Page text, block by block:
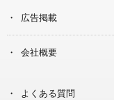
広告掲載
会社概要
よくある質問